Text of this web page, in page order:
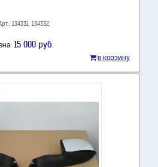
134331, 134332
15 000 руб.
в корзину